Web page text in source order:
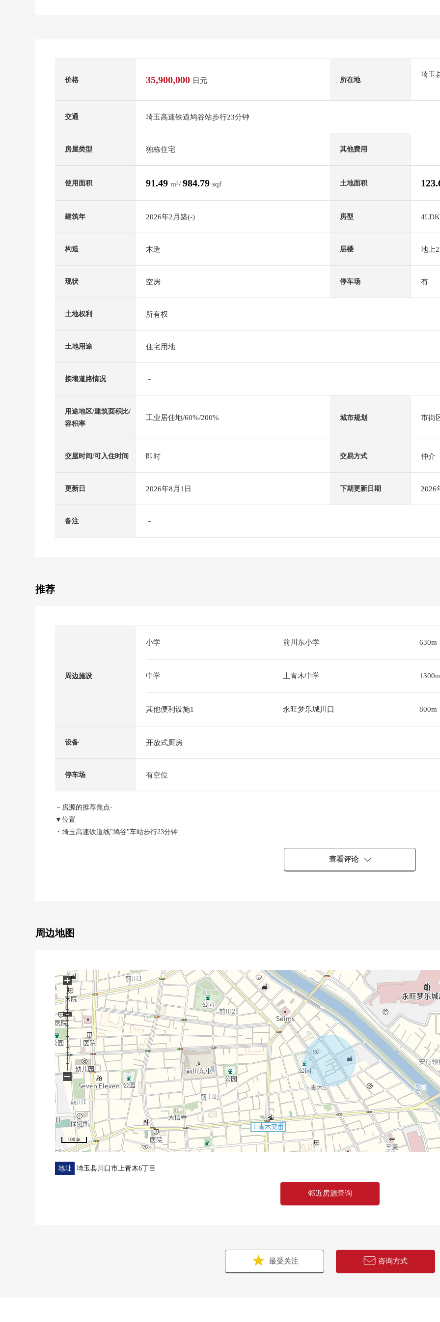
价格 35,900,000 日元 所在地
埼玉
交通 埼玉高速铁道鸠谷站步行23分钟
房屋类型 独栋住宅 其他费用
使用面积 91.49 m²/ 984.79 sqf 土地面积
建筑年 2026年2月築(-) 房型 4LDK
构造 木造 层楼 地上
现状 空房 停车场 有
土地权利 所有权
土地用途 住宅用地
接壤道路情况 －
用途地区/建筑面积比/
容积率
工业居住地/60%/200% 城市规划 市街
交屋时间/可入住时间 即时 交易方式 仲介
更新日 2026年8月1日 下期更新日期 2026
备注 －
推荐
周边施设
小学 前川东小学 630m
中学 上青木中学
其他便利设施1 永旺梦乐城川口 800m
设备 开放式厨房
停车场 有空位
－房源的推荐焦点-
▼位置
・埼玉高速铁道线"鸠谷"车站步行23分钟
查看评论
周边地图
100 m
+
−
地址 埼玉县川口市上青木6丁目
邻近房源查询
最受关注 咨询方式